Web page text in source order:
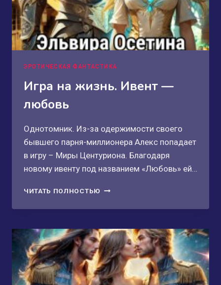
ЭРОТИЧЕСКАЯ ФАНТАСТИКА
Игра на жизнь. Ивент —
любовь
Однотомник. Из-за одержимости своего
бывшего парня-миллионера Алекс попадает
в игру – Миры Центуриона. Благодаря
новому ивенту под названием «Любовь» ей…
ЧИТАТЬ ПОЛНОСТЬЮ ИГРА
ЖИЗНЬ.
—
ЛЮБОВЬ